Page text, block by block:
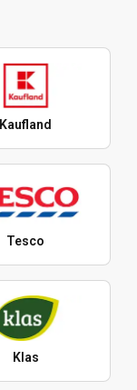
Kaufland
Tesco
Klas